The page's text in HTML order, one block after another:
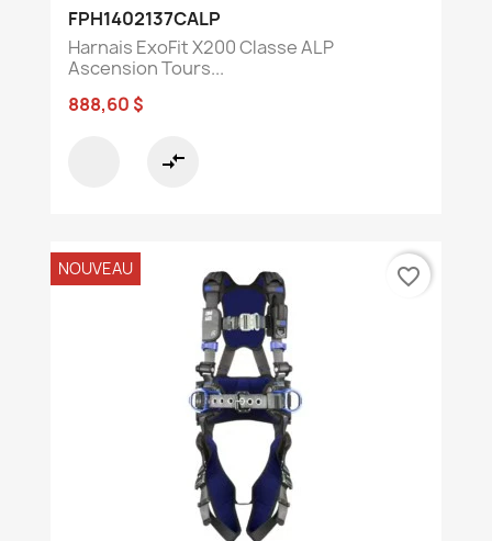
FPH1402137CALP
Harnais ExoFit X200 Classe ALP
Ascension Tours...
888,60 $
compare_arrows
NOUVEAU favorite_border